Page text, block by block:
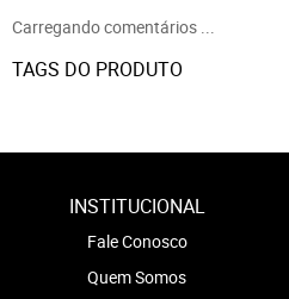
Carregando comentários ...
TAGS DO PRODUTO
INSTITUCIONAL
Fale Conosco
Quem Somos